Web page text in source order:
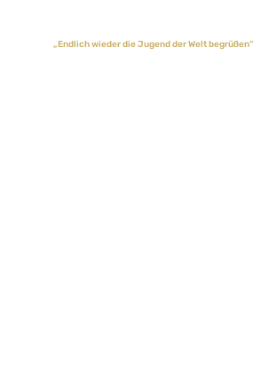
„Endlich wieder die Jugend der Welt begrüßen“